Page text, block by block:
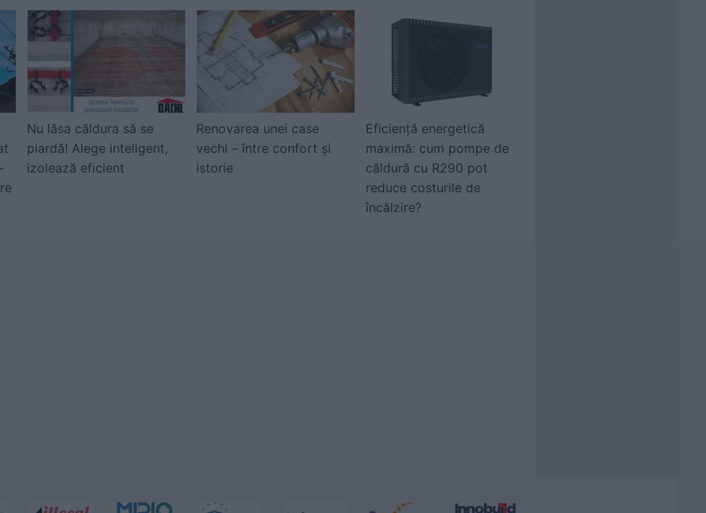
Nu lăsa căldura să se
piardă! Alege inteligent,
izolează eficient
Renovarea unei case
vechi – între confort și
istorie
Eficiență energetică
maximă: cum pompe de
căldură cu R290 pot
reduce costurile de
încălzire?